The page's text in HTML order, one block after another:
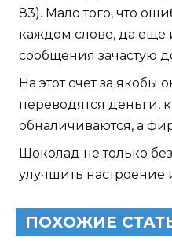
83). Мало того, что
каждом слове, да еще
сообщения зачастую
На этот счет за якобы
переводятся деньги,
обналичиваются, а
Шоколад не только
улучшить настроение
ПОХОЖИЕ